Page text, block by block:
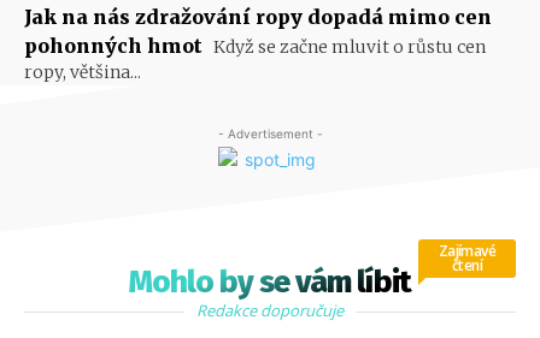
Jak na nás zdražování ropy dopadá mimo cen
pohonných hmot Když se začne mluvit o růstu cen
ropy, většina...
- Advertisement -
Mohlo by se vám líbit
Zajímavé
čtení
Redakce doporučuje